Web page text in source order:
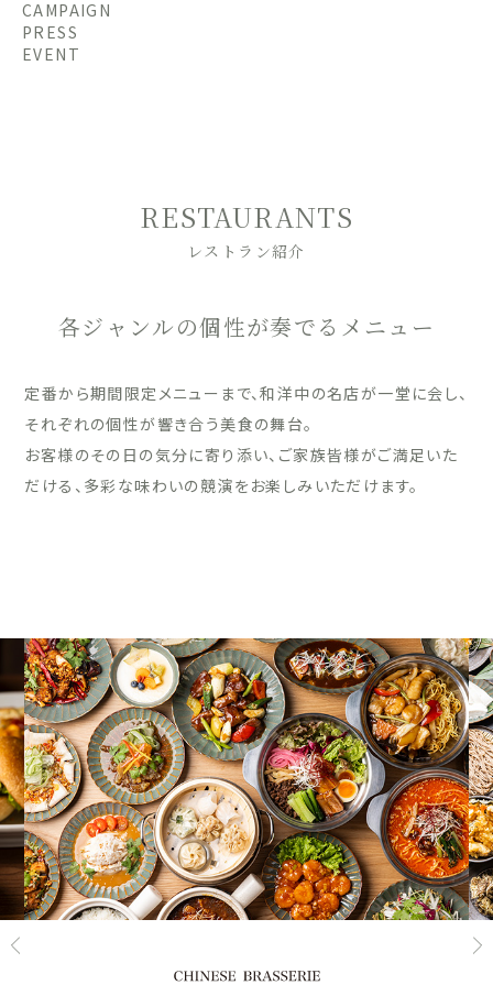
CAMPAIGN
PRESS
EVENT
RESTAURANTS
レストラン紹介
各ジャンルの個性が奏でるメニュー
定番から期間限定メニューまで、和洋中の名店が一堂に会し、
それぞれの個性が響き合う美食の舞台。
お客様のその日の気分に寄り添い、ご家族皆様がご満足いた
だける、多彩な味わいの競演をお楽しみいただけます。